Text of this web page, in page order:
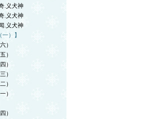
.义犬神
.义犬神
.义犬神
）】
）
）
）
）
）
）
）